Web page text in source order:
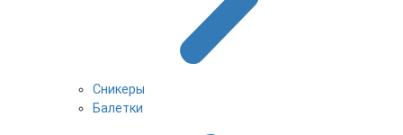
Сникеры
Балетки